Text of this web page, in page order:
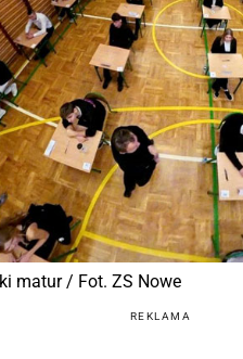
matur / Fot. ZS Nowe
REKLAMA